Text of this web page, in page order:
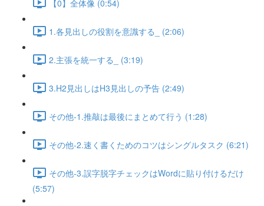
【0】全体像 (0:54)
1.各見出しの役割を意識する_ (2:06)
2.主張を統一する_ (3:19)
3.H2見出しはH3見出しの予告 (2:49)
その他-1.推敲は最後にまとめて行う (1:28)
その他-2.速く書くためのコツはシングルタスク (6:21)
その他-3.誤字脱字チェックはWordに貼り付けるだけ
(5:57)